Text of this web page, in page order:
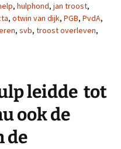
, hulphond, jan troost,
, otwin van dijk, PGB, PvdA,
, svb, troost overleven,
leidde tot
ook de
de